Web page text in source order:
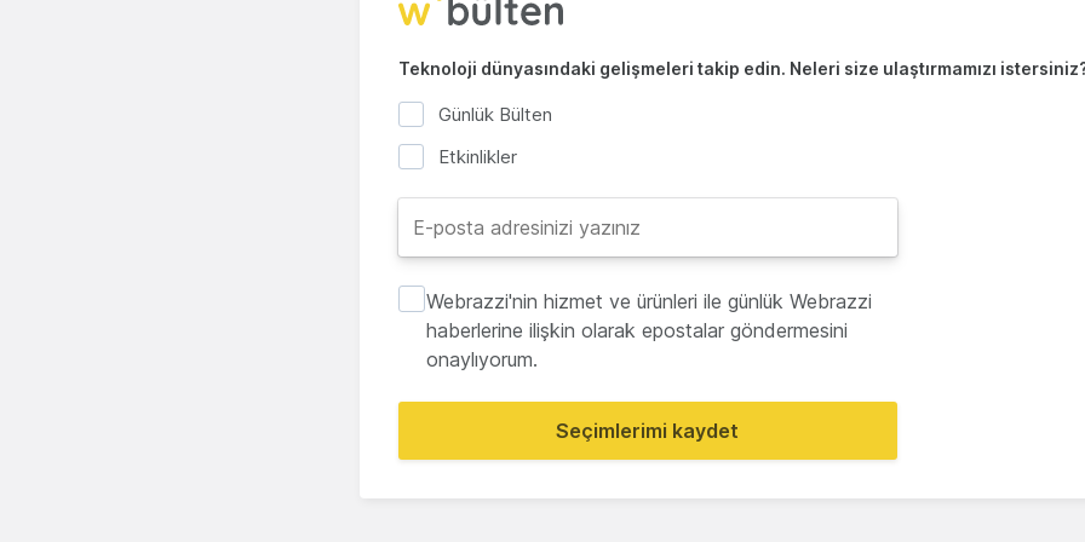
Teknoloji dünyasındaki gelişmeleri takip edin. Neleri size ulaştırmamızı
Günlük Bülten
Etkinlikler
Webrazzi'nin hizmet ve ürünleri ile günlük Webrazzi
haberlerine ilişkin olarak epostalar göndermesini
onaylıyorum.
Seçimlerimi kaydet